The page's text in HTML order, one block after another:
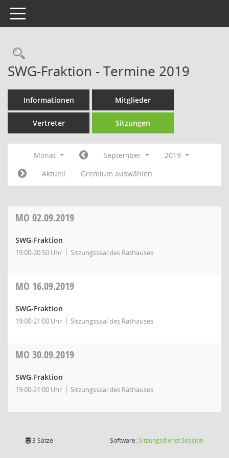
Toggle navigation
Rechercheauswahl
SWG-Fraktion - Termine 2019
Informationen Mitglieder
Vertreter Sitzungen
Monat September
2019
Aktuell
Gremium auswählen
MO 02.09.2019
SWG-Fraktion
19:00-20:50 Uhr Sitzungssaal des Rathauses
MO 16.09.2019
SWG-Fraktion
19:00-21:00 Uhr Sitzungssaal des Rathauses
MO 30.09.2019
SWG-Fraktion
19:00-21:00 Uhr Sitzungssaal des Rathauses
3 Sätze Software:SitzungsdienstSession(Wird in